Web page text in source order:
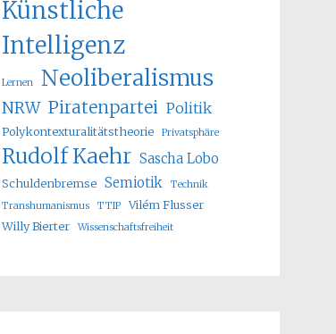
Künstliche
Intelligenz
Lernen Neoliberalismus
NRW Piratenpartei Politik
Polykontexturalitätstheorie Privatsphäre
Rudolf Kaehr Sascha Lobo
Schuldenbremse Semiotik
Technik
Transhumanismus
TTIP
Vilém Flusser
Willy Bierter
Wissenschaftsfreiheit